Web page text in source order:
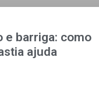
e barriga: como
ajuda